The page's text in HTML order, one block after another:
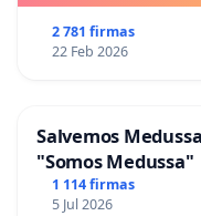
2 781 firmas
22 Feb 2026
Salvemos
"Somos Medussa"
1 114 firmas
5 Jul 2026